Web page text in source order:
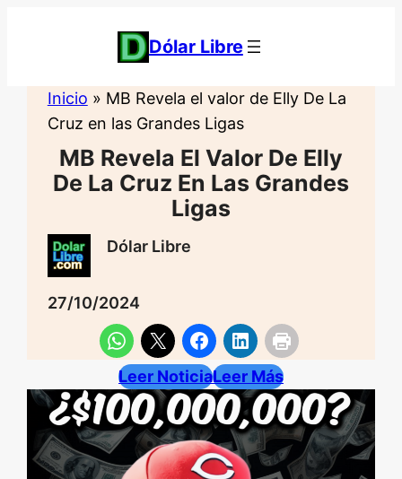
Dólar Libre
Inicio » MB Revela el valor de Elly De La
Cruz en las Grandes Ligas
MB Revela El Valor De Elly
De La Cruz En Las Grandes
Ligas
Dólar Libre
27/10/2024
Leer NoticiaLeer Más